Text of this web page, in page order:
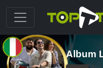
Album